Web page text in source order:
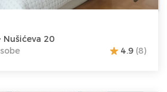
Nušićeva 20
4.9 (8)